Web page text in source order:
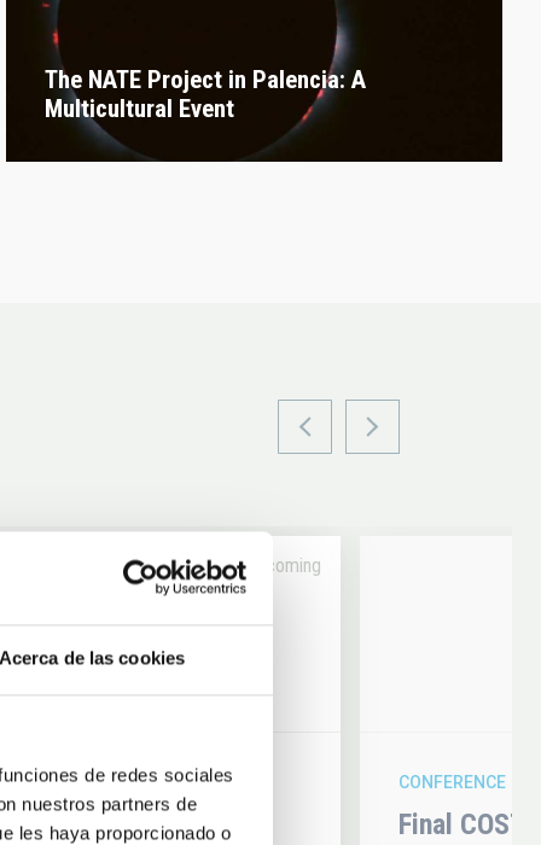
Acerca de las cookies
de redes sociales
nuestros partners de
les haya proporcionado o
The NATE Project in Palencia: A
Multicultural Event
14
Upcoming
2026
CONFERENCE
Final